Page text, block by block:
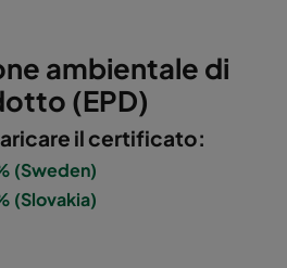
:: 287x287x640-5-25
:: 592x592x520-10-
ambientale di
(EPD)
il certificato:
(Sweden)
(Slovakia)